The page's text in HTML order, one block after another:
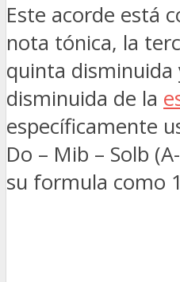
Este acorde está
nota tónica, la
quinta disminuida
disminuida de la
específicamente
Do – Mib – Solb
su formula como